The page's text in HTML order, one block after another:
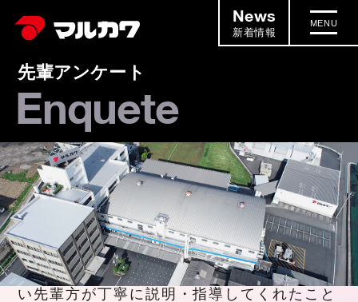
MENU
News
新着情報
先輩アンケート
Enquete
印象に残っているエピソードは?
2024.02.06 印象に残っているエピソードは?
入社当時は分からないだらけでしたが、優し
い先輩方が丁寧に説明・指導してくれたこと